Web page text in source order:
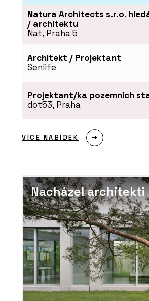
Prémiové dřevostavby ve
architektem - Eko Modular
Natura Architects s.r.o.
/ architektu
Nat, Praha 5
Architekt / Projektant
Senlife
Projektant/ka pozemních
dot53, Praha
VÍCE NABÍDEK
Nacházel architekti